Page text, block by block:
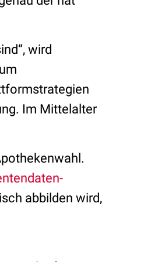
wird
Im Mittelalter
abbilden wird,